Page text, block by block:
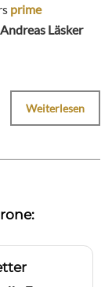
prime
Läsker
Weiterlesen